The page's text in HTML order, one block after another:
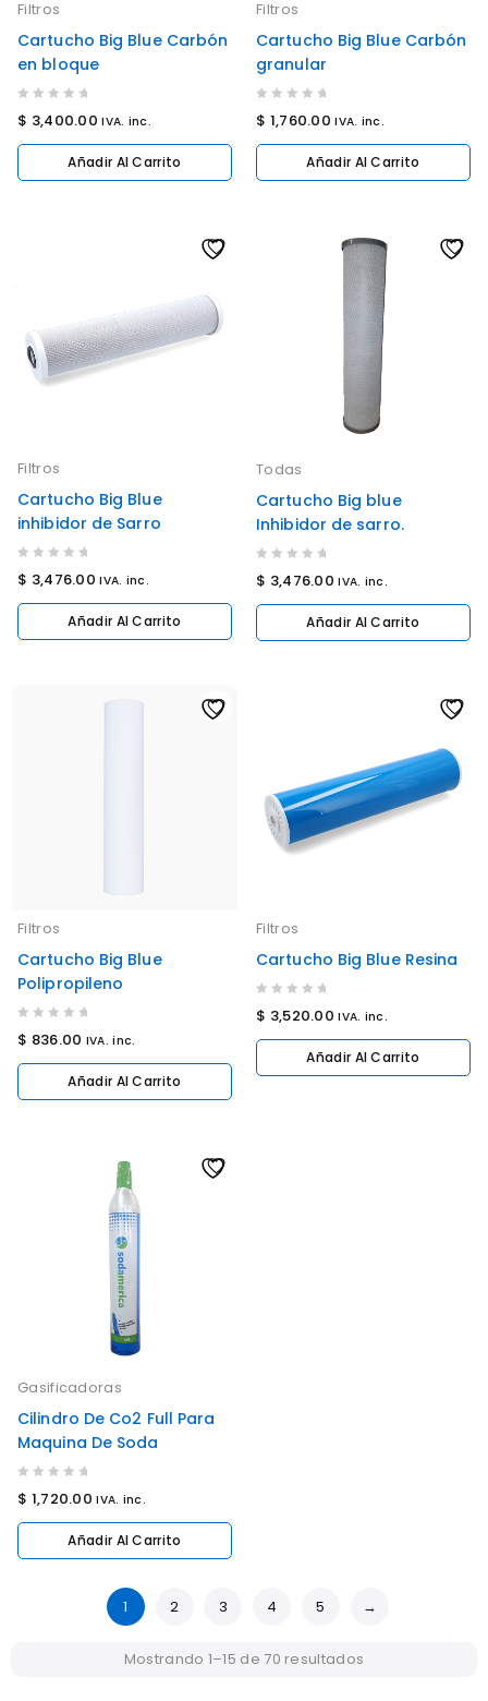
Filtros
Cartucho Big Blue Carbón
en bloque
5
$ 3,400.00 IVA. inc.
Añadir Al Carrito
Filtros
Cartucho Big Blue Carbón
granular
5
$ 1,760.00 IVA. inc.
Añadir Al Carrito
Filtros
Cartucho Big Blue
inhibidor de Sarro
5
$ 3,476.00 IVA. inc.
Añadir Al Carrito
Todas
Cartucho Big blue
Inhibidor de sarro.
5
$ 3,476.00 IVA. inc.
Añadir Al Carrito
Filtros
Cartucho Big Blue
Polipropileno
5
$ 836.00 IVA. inc.
Añadir Al Carrito
Filtros
Cartucho Big Blue Resina
5
$ 3,520.00 IVA. inc.
Añadir Al Carrito
Gasificadoras
Cilindro De Co2 Full Para
Maquina De Soda
5
$ 1,720.00 IVA. inc.
Añadir Al Carrito
1 2 3 4 5 →
Mostrando 1–15 de 70 resultados